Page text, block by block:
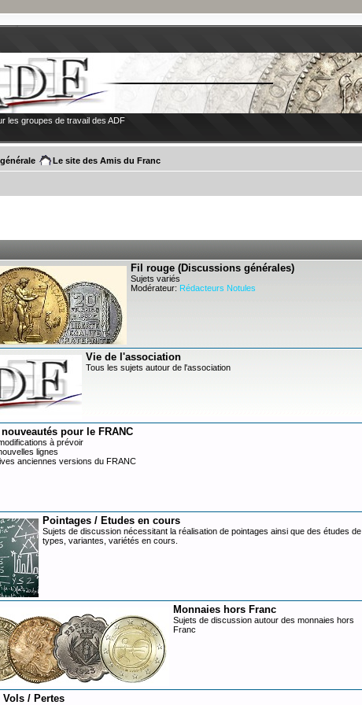
les groupes de travail des ADF
Le site des Amis du Franc
Fil rouge (Discussions générales)
Sujets variés
Modérateur: Rédacteurs Notules
Vie de l'association
Tous les sujets autour de l'association
pour le FRANC
à prévoir
lignes
anciennes versions du FRANC
Pointages / Etudes en cours
Sujets de discussion nécessitant la réalisation de pointages ainsi que des études de
types, variantes, variétés en cours.
Monnaies hors Franc
Sujets de discussion autour des monnaies hors
Franc
Vols / Pertes